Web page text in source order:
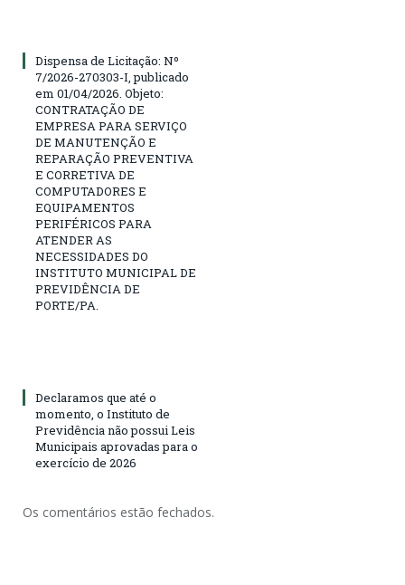
Dispensa de Licitação: Nº
7/2026-270303-I, publicado
em 01/04/2026. Objeto:
CONTRATAÇÃO DE
EMPRESA PARA SERVIÇO
DE MANUTENÇÃO E
REPARAÇÃO PREVENTIVA
E CORRETIVA DE
COMPUTADORES E
EQUIPAMENTOS
PERIFÉRICOS PARA
ATENDER AS
NECESSIDADES DO
INSTITUTO MUNICIPAL DE
PREVIDÊNCIA DE
PORTE/PA.
Declaramos que até o
momento, o Instituto de
Previdência não possui Leis
Municipais aprovadas para o
exercício de 2026
Os comentários estão fechados.